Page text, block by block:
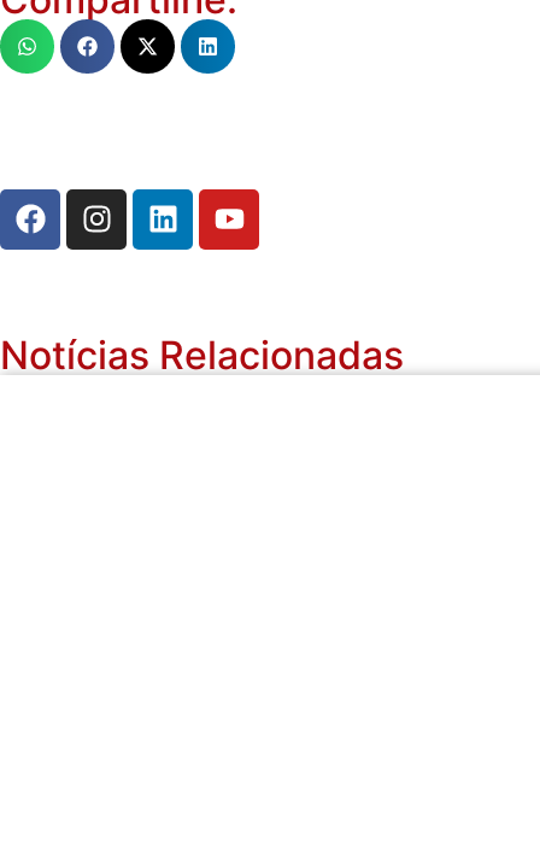
Notícias Relacionadas